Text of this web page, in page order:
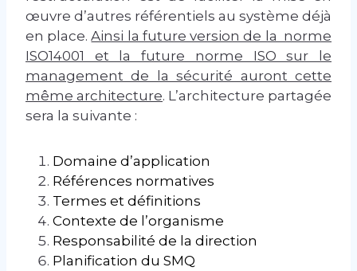
œuvre d’autres référentiels au système déjà
en place.Ainsi la future version de la norme
ISO14001 et la future norme ISO sur le
management de la sécurité auront cette
même architecture. L’architecture partagée
sera la suivante :
Domaine d’application
Références normatives
Termes et définitions
Contexte de l’organisme
Responsabilité de la direction
Planification du SMQ